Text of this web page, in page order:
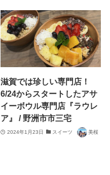
滋賀では珍しい専門店！
6/24からスタートしたアサ
イーボウル専門店『ラウレ
ア』 / 野洲市市三宅
2024年1月23日 スイーツ 美桜